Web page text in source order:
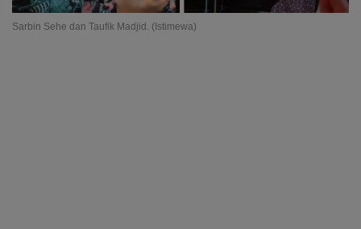
Sarbin Sehe dan Taufik Madjid. (Istimewa)